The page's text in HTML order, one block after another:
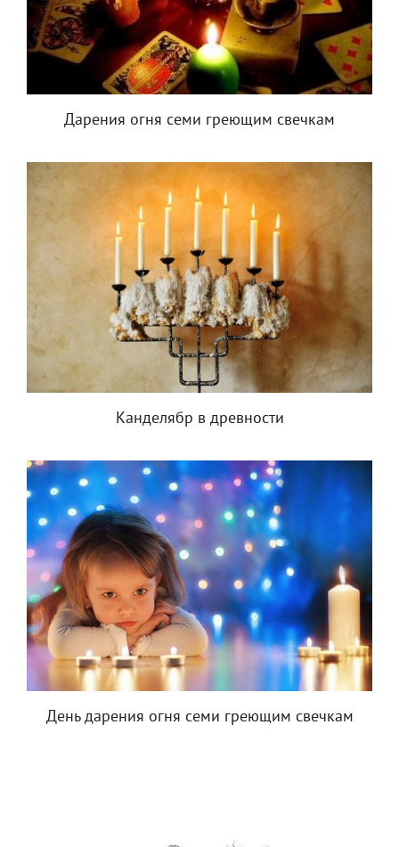
Дарения огня семи греющим свечкам
Канделябр в древности
День дарения огня семи греющим свечкам